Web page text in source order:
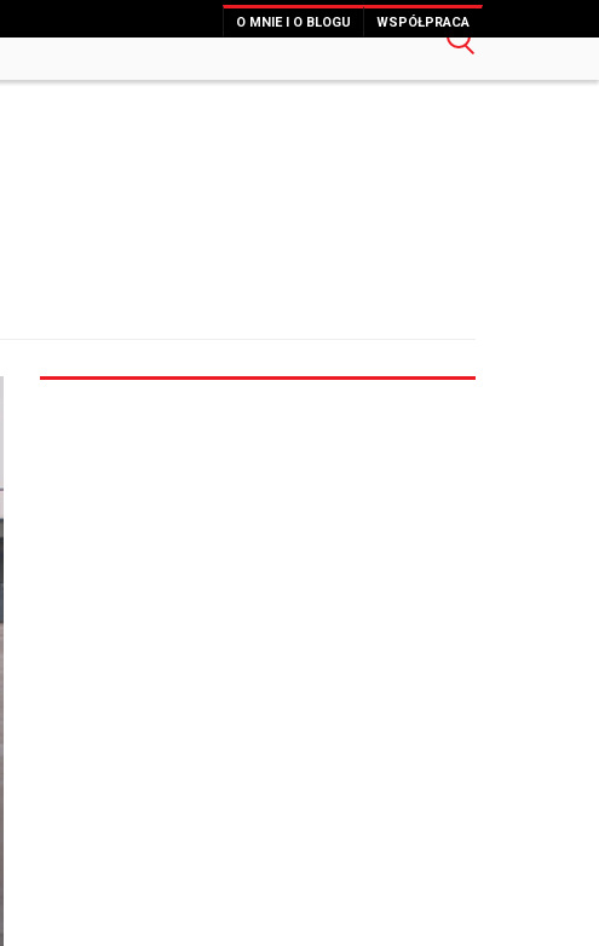
O MNIE I O BLOGU WSPÓŁPRACA